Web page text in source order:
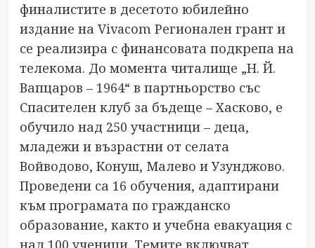
финалистите в десетото юбилейно
издание на Vivacom Регионален грант и
се реализира с финансовата подкрепа на
телекома. До момента читалище „Н. Й.
Вапцаров – 1964“ в партньорство със
Спасителен клуб за бъдеще – Хасково, е
обучило над 250 участници – деца,
младежи и възрастни от селата
Войводово, Конуш, Малево и Узунджово.
Проведени са 16 обучения, адаптирани
към програмата по гражданско
образование, както и учебна евакуация с
над 100 ученици. Темите включват